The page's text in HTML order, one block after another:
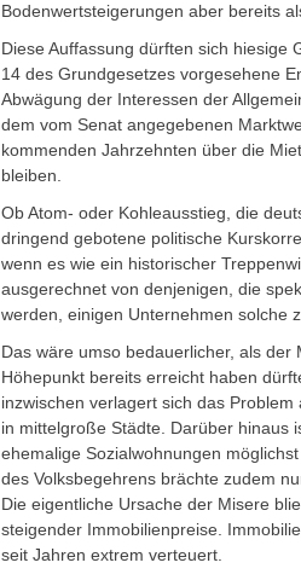
Bodenwertsteigerungen aber bereits
Diese Auffassung dürften sich hiesige
14 des Grundgesetzes vorgesehene
Abwägung der Interessen der
dem vom Senat angegebenen
kommenden Jahrzehnten über die
bleiben.
Ob Atom- oder Kohleausstieg, die
dringend gebotene politische
wenn es wie ein historischer
ausgerechnet von denjenigen, die
werden, einigen Unternehmen solche
Das wäre umso bedauerlicher, als
Höhepunkt bereits erreicht haben
inzwischen verlagert sich das
in mittelgroße Städte. Darüber hinaus
ehemalige Sozialwohnungen
des Volksbegehrens brächte zudem
Die eigentliche Ursache der Misere
steigender Immobilienpreise.
seit Jahren extrem verteuert.